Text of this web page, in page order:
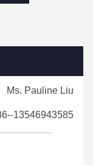
Ms. Pauline Liu
13546943585